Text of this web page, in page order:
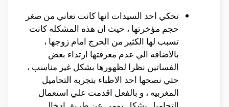
تحكي احد السيدات انها كانت تعاني من صغر
حجم مؤخرتها ، حيث ان هذه المشكله كانت
تسبب لها الكثير من الحرج امام زوجها ،
بالاضافه الي عدم معرفتها ارتداء بعض
الفساتين نظرا لظهورها بشكل غير مناسب ،
حتي نصحها احد الاطباء بتجربه التحاميل
المغربيه ، و بالفعل اقدمت علي استعمال